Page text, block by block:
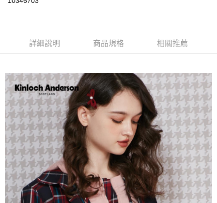
運送方式
付款後全家取貨
每筆NT$60，滿NT$1,000(含以上)免運費
付款後7-11取貨
每筆NT$60，滿NT$1,000(含以上)免運費
宅配
免運費
詳細說明 商品規格 相關推薦